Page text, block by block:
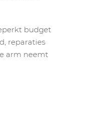
budget
reparaties
arm neemt